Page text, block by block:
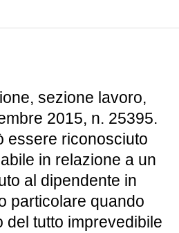
sezione lavoro,
2015, n. 25395.
essere riconosciuto
in relazione a un
al dipendente in
particolare quando
del tutto imprevedibile